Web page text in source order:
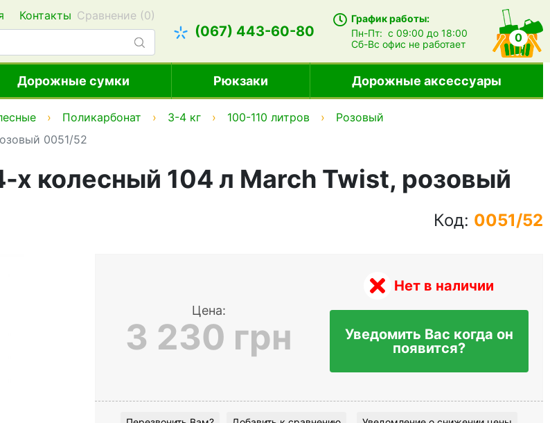
Контакты Сравнение (0)
(067) 443-60-80
График работы:
Пн-Пт:с 09:00 до 18:00
Сб-Всофис не работает 0
Дорожные сумки Рюкзаки Дорожные аксессуары
Поликарбонат 3-4 кг 100-110 литров
Розовый
0051/52
х колесный 104 л March Twist, розовый
Код: 0051/52
Цена:
3 230 грн
Нет в наличии
Уведомить Вас когда он
появится?